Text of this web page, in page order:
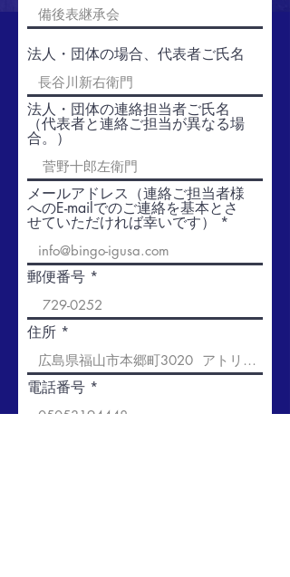
法人・団体の場合、代表者ご氏名
法人・団体の連絡担当者ご氏名
（代表者と連絡ご担当が異なる場
合。）
メールアドレス（連絡ご担当者様
へのE-mailでのご連絡を基本とさ
せていただければ幸いです）
郵便番号
住所
電話番号